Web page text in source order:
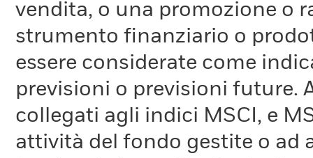
vendita, o una promozione o
strumento finanziario o
essere considerate come
previsioni o previsioni future.
collegati agli indici MSCI, e
attività del fondo gestite o ad